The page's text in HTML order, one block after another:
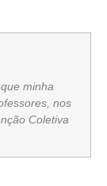
minha
nos
Coletiva